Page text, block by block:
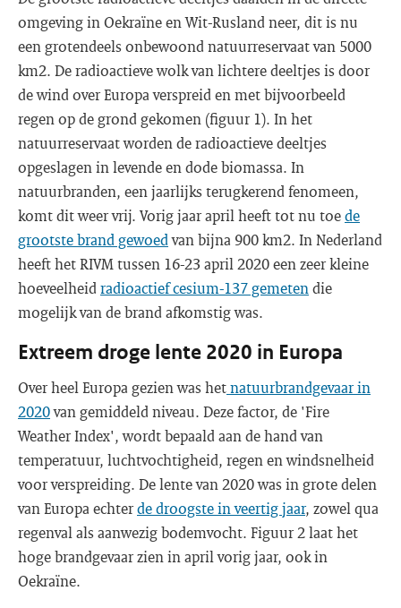
omgeving in Oekraïne en Wit-Rusland neer, dit is nu
een grotendeels onbewoond natuurreservaat van 5000
km2. De radioactieve wolk van lichtere deeltjes is door
de wind over Europa verspreid en met bijvoorbeeld
regen op de grond gekomen (figuur 1). In het
natuurreservaat worden de radioactieve deeltjes
opgeslagen in levende en dode biomassa. In
natuurbranden, een jaarlijks terugkerend fenomeen,
komt dit weer vrij. Vorig jaar april heeft tot nu toede
grootste brand gewoedvan bijna 900 km2. In Nederland
heeft het RIVM tussen 16-23 april 2020 een zeer kleine
hoeveelheid radioactief cesium-137 gemeten die
mogelijk van de brand afkomstig was.
Extreem droge lente 2020 in Europa
Over heel Europa gezien was hetnatuurbrandgevaar in
2020van gemiddeld niveau. Deze factor, de 'Fire
Weather Index', wordt bepaald aan de hand van
temperatuur, luchtvochtigheid, regen en windsnelheid
voor verspreiding. De lente van 2020 was in grote delen
van Europa echterde droogste in veertig jaar, zowel qua
regenval als aanwezig bodemvocht. Figuur 2 laat het
hoge brandgevaar zien in april vorig jaar, ook in
Oekraïne.